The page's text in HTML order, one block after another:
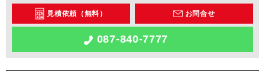
見積依頼（無料） お問合せ
087-840-7777